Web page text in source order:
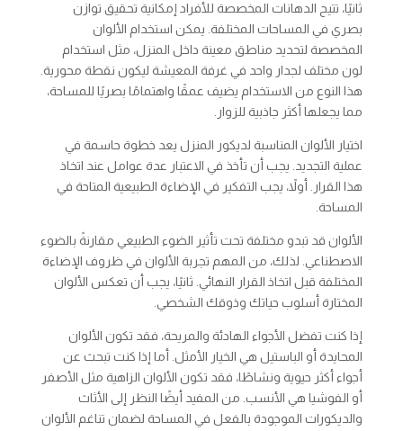
ثانيًا، تتيح الدهانات المخصصة للأفراد إمكانية تحقيق توازن
بصري في المساحات المختلفة. يمكن استخدام الألوان
المخصصة لتحديد مناطق معينة داخل المنزل، مثل استخدام
لون مختلف لجدار واحد في غرفة المعيشة ليكون نقطة محورية.
هذا النوع من الاستخدام يضيف عمقًا واهتمامًا بصريًا للمساحة،
مما يجعلها أكثر جاذبية للزوار.
اختيار الألوان المناسبة لديكور المنزل يعد خطوة حاسمة في
عملية التجديد. يجب أن تأخذ في الاعتبار عدة عوامل عند اتخاذ
هذا القرار. أولاً، يجب التفكير في الإضاءة الطبيعية المتاحة في
المساحة.
الألوان قد تبدو مختلفة تحت تأثير الضوء الطبيعي مقارنةً بالضوء
الاصطناعي. لذلك، من المهم تجربة الألوان في ظروف الإضاءة
المختلفة قبل اتخاذ القرار النهائي. ثانيًا، يجب أن تعكس الألوان
المختارة أسلوب حياتك وذوقك الشخصي.
إذا كنت تفضل الأجواء الهادئة والمريحة، فقد تكون الألوان
المحايدة أو الباستيل هي الخيار الأمثل. أما إذا كنت تبحث عن
أجواء أكثر حيوية ونشاطًا، فقد تكون الألوان الزاهية مثل الأصفر
أو الفوشيا هي الأنسب. من المفيد أيضًا النظر إلى الأثاث
والديكورات الموجودة بالفعل في المساحة لضمان تناغم الألوان